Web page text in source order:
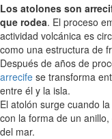
Los atolones son
que rodea. El proceso
actividad volcánica es
como una estructura de
Después de años de
arrecife se transforma
entre él y la isla.
El atolón surge cuando
con la forma de un
del mar.